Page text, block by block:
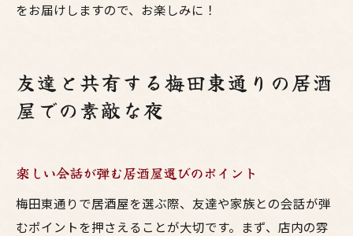
をお届けしますので、お楽しみに！
友達と共有する梅田東通りの居酒
屋での素敵な夜
楽しい会話が弾む居酒屋選びのポイント
梅田東通りで居酒屋を選ぶ際、友達や家族との会話が弾
むポイントを押さえることが大切です。まず、店内の雰